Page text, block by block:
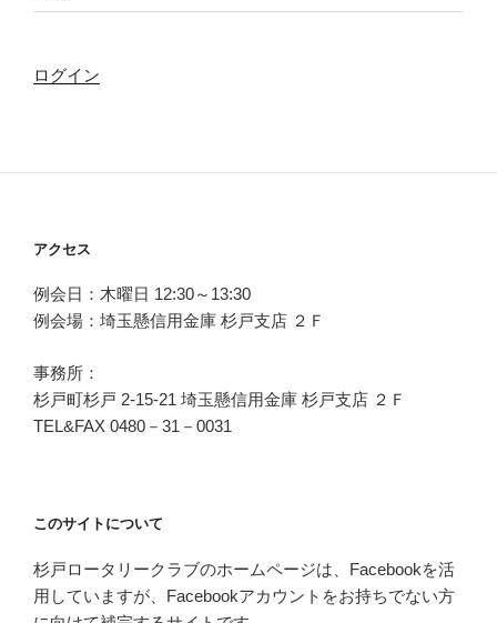
ログイン
アクセス
例会日：木曜日 12:30～13:30
例会場：埼玉懸信用金庫 杉戸支店 ２Ｆ
事務所：
杉戸町杉戸 2-15-21 埼玉懸信用金庫 杉戸支店 ２Ｆ
TEL&FAX 0480－31－0031
このサイトについて
杉戸ロータリークラブのホームページは、Facebookを活
用していますが、Facebookアカウントをお持ちでない方